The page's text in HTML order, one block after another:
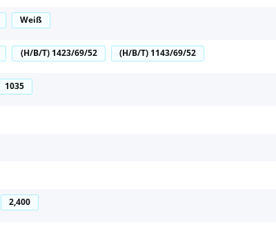
Weiß
(H/B/T) 1423/69/52 (H/B/T) 1143/69/52
1035
2,400